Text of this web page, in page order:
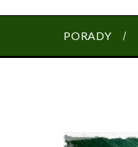
PORADY